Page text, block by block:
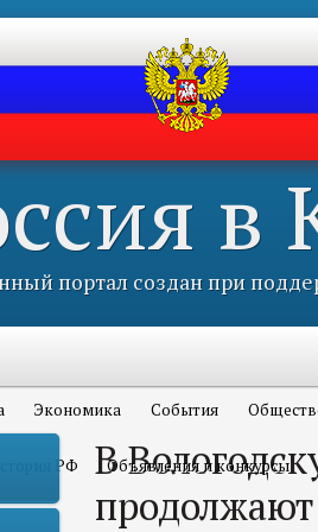
в
портал создан при
Экономика События
РФ Объявления и конкурсы
В
продолжают